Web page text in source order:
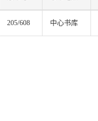
205/608 中心书库